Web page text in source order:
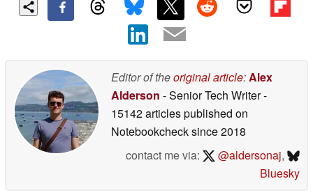
Editor of theoriginal article: Alex
Alderson - Senior Tech Writer-
15142 articles published on
Notebookchecksince 2018
contact me via:
@aldersonaj,
Bluesky